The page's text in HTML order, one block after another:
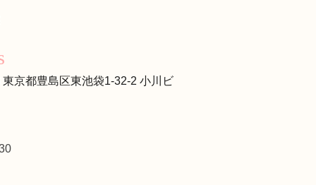
京都豊島区東池袋1-32-2 小川ビ